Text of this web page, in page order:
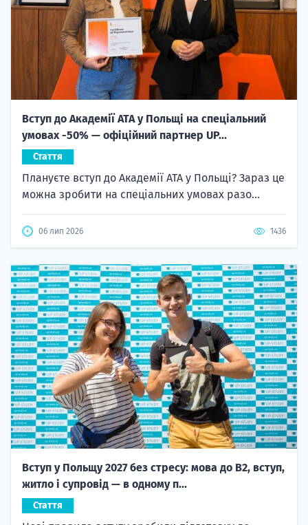
Вступ до Академії ATA у Польщі на спеціальний
умовах -50% — офіційний партнер UP...
Стаття
Плануєте вступ до Академії ATA у Польщі? Зараз це
можна зробити на спеціальних умовах разо...
06 лип 2026 1436
Вступ у Польщу 2027 без стресу: мова до B2, вступ,
житло і супровід — в одному п...
Стаття